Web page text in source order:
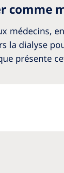
comme
médecins,
la dialyse
présente